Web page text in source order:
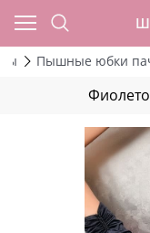
Пышные юбки